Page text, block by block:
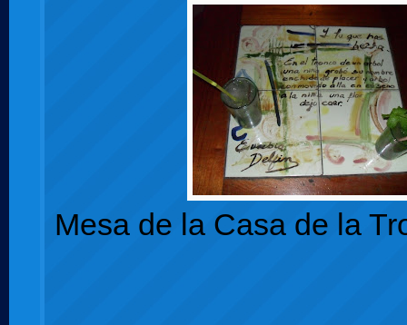
Mesa de la Casa de la